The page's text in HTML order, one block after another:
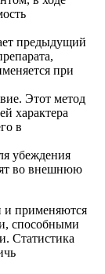
предыдущий
при
Этот метод
характера
в
убеждения
во внешнюю
и применяются
способными
Статистика